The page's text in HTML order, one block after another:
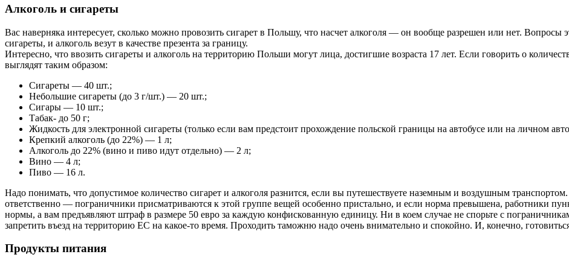
Алкоголь и сигареты
Вас наверняка интересует, сколько можно провозить сигарет в Польшу, что насчет алкоголя — он вообще разрешен или нет. Вопросы
сигареты, и алкоголь везут в качестве презента за границу.
Интересно, что ввозить сигареты и алкоголь на территорию Польши могут лица, достигшие возраста 17 лет. Если говорить о
выглядят таким образом:
Сигареты — 40 шт.;
Небольшие сигареты (до 3 г/шт.) — 20 шт.;
Сигары — 10 шт.;
Табак- до 50 г;
Жидкость для электронной сигареты (только если вам предстоит прохождение польской границы на автобусе или на личном
Крепкий алкоголь (до 22%) — 1 л;
Алкоголь до 22% (вино и пиво идут отдельно) — 2 л;
Вино — 4 л;
Пиво — 16 л.
Надо понимать, что допустимое количество сигарет и алкоголя разнится, если вы путешествуете наземным и воздушным
ответственно — пограничники присматриваются к этой группе вещей особенно пристально, и если норма превышена, работники
нормы, а вам предъявляют штраф в размере 50 евро за каждую конфискованную единицу. Ни в коем случае не спорьте с
запретить въезд на территорию ЕС на какое-то время. Проходить таможню надо очень внимательно и спокойно. И, конечно,
Продукты питания